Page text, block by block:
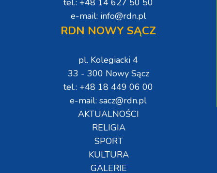
tel.: +48 14 627 50 50
e-mail: info@rdn.pl
RDN NOWY SĄCZ
pl. Kolegiacki 4
33 - 300 Nowy Sącz
tel.: +48 18 449 06 00
e-mail: sacz@rdn.pl
AKTUALNOŚCI
RELIGIA
SPORT
KULTURA
GALERIE